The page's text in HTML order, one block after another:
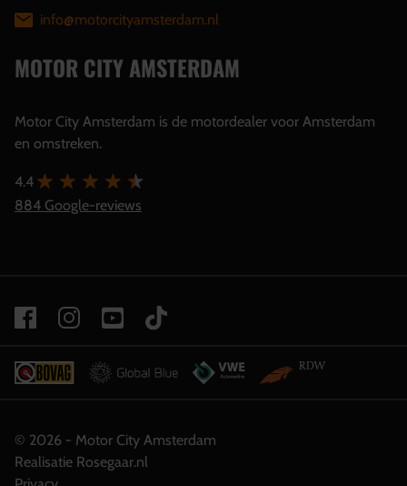
info@motorcityamsterdam.nl
MOTOR CITY AMSTERDAM
Motor City Amsterdam is de motordealer voor Amsterdam
en omstreken.
4.4
884 Google-reviews
© 2026 - Motor City Amsterdam
Realisatie Rosegaar.nl